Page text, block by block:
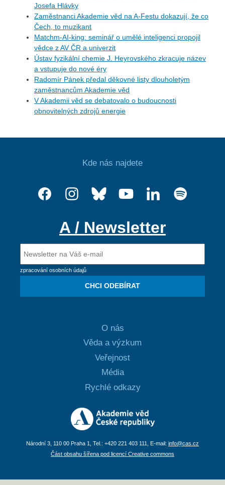
Josefa Hlávky
Zaměstnanci Akademie věd na A-Festu dokazují, že co
Čech, to muzikant
Matchm-AI-king: seminář o umělé inteligenci propojil
vědce z AV ČR a univerzit
Ústav fyzikální chemie J. Heyrovského zkracuje název
a vstupuje do nové éry
Radomír Pánek předal děkovné listy dlouholetým
zaměstnancům Akademie věd
V Akademii věd se debatovalo o budoucnosti
obnovitelných zdrojů energie
Kde nás najdete
A / Newsletter
zpracování osobních údajů
CHCI ODEBÍRAT
O nás
Věda a výzkum
Veřejnost
Média
Rychlé odkazy
Národní 3, 110 00 Praha 1, Tel.: +420 221 403 111, E-mail: info@cas.cz
Část obsahu šířena pod licencí Creative commons